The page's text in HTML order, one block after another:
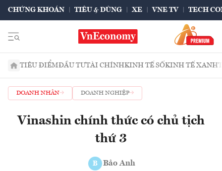
CHỨNG KHOÁN TIÊU & DÙNG XE VNE TV TECH
TIÊU ĐIỂMĐẦU TƯTÀI CHÍNHKINH TẾ SỐKINH TẾ XANH
DOANH NHÂN DOANH NGHIỆP
Vinashin chính thức có chủ tịch
thứ 3
B Bảo Anh